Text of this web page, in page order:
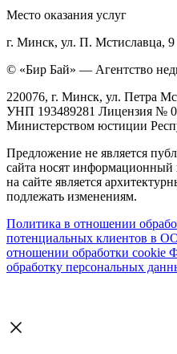
Место оказания услуг
г. Минск, ул. П. Мстиславца,
© «Бир Бай» — Агентство
220076, г. Минск, ул. Петра
УНП 193489281 Лицензия №
Министерством юстиции
Предложение не является
сайта носят
на сайте является
подлежать изменениям.
Политика в отношении
потенциальных клиентов в
отношении обработки cookie
обработку персональных